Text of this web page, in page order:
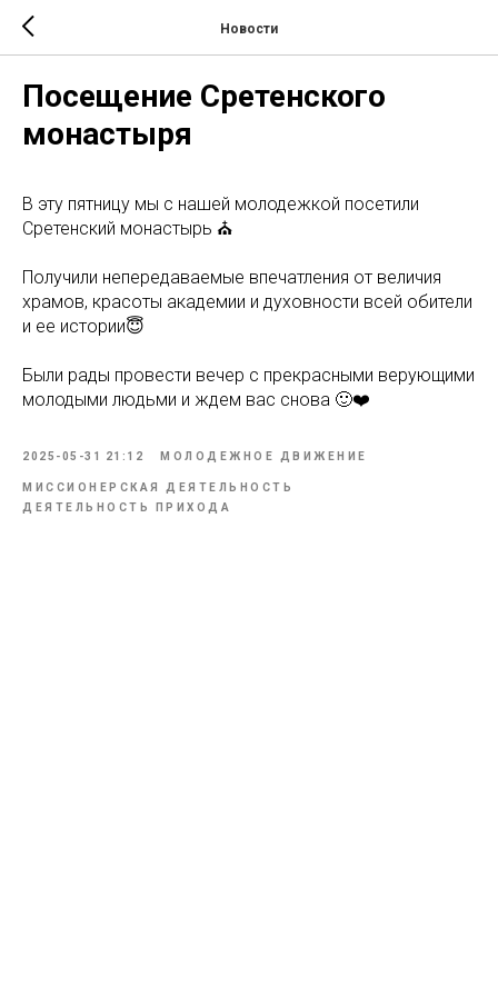
Новости
Посещение Сретенского
монастыря
В эту пятницу мы с нашей молодежкой посетили
Сретенский монастырь ⛪
Получили непередаваемые впечатления от величия
храмов, красоты академии и духовности всей обители
и ее истории😇
Были рады провести вечер с прекрасными верующими
молодыми людьми и ждем вас снова 🙂❤️
2025-05-31 21:12 МОЛОДЕЖНОЕ ДВИЖЕНИЕ
МИССИОНЕРСКАЯ ДЕЯТЕЛЬНОСТЬ
ДЕЯТЕЛЬНОСТЬ ПРИХОДА